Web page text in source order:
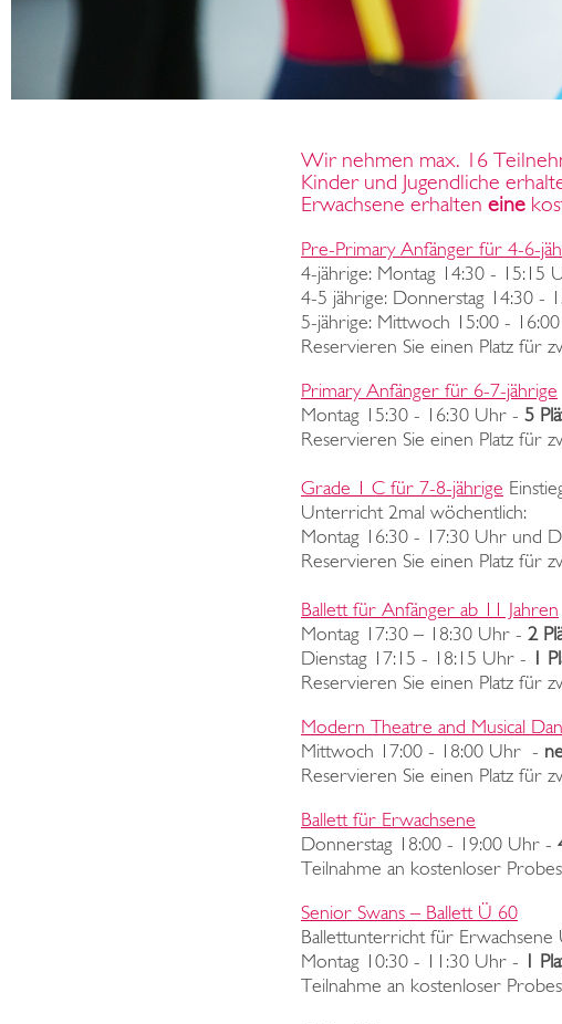
Wir nehmen max. 16
Kinder und Jugendliche
Erwachsene erhalten eine
Pre-Primary Anfänger für 4-6-
4-jährige: Montag 14:30 - 15:15
4-5 jährige: Donnerstag 14:30 -
5-jährige: Mittwoch 15:00 -
Reservieren Sie einen Platz für
Primary Anfänger für 6-7-jährige
Montag 15:30 - 16:30 Uhr - 5
Reservieren Sie einen Platz für
Grade 1 C für 7-8-jährige
Unterricht 2mal wöchentlich:
Montag 16:30 - 17:30 Uhr und
Reservieren Sie einen Platz für
Ballett für Anfänger ab 11 Jahren
Montag 17:30 – 18:30 Uhr - 2
Dienstag 17:15 - 18:15 Uhr - 1
Reservieren Sie einen Platz für
Modern Theatre and Musical
Mittwoch 17:00 - 18:00 Uhr -
Reservieren Sie einen Platz für
Ballett für Erwachsene
Donnerstag 18:00 - 19:00 Uhr -
Teilnahme an kostenloser
Senior Swans – Ballett Ü 60
Ballettunterricht für
Montag 10:30 - 11:30 Uhr - 1
Teilnahme an kostenloser